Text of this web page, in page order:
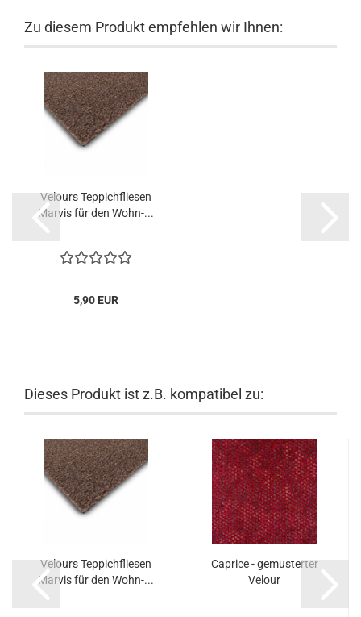
Zu diesem Produkt empfehlen wir Ihnen:
Velours Teppichfliesen
Marvis für den Wohn-...
5,90 EUR
Dieses Produkt ist z.B. kompatibel zu:
Velours Teppichfliesen
Marvis für den Wohn-...
Caprice - gemusterter
Velour